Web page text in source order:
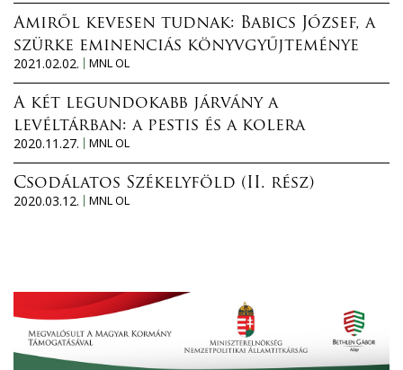
Amiről kevesen tudnak: Babics József, a
szürke eminenciás könyvgyűjteménye
2021.02.02.
MNL OL
A két legundokabb járvány a
levéltárban: a pestis és a kolera
2020.11.27.
MNL OL
Csodálatos Székelyföld (II. rész)
2020.03.12.
MNL OL